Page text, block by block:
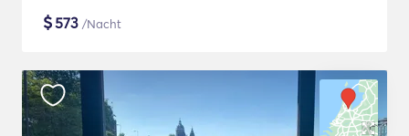
$573 /Nacht